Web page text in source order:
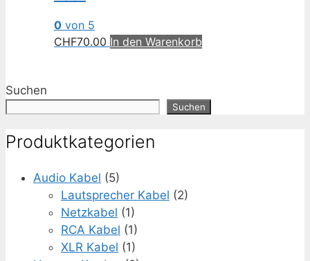
0 von 5
CHF70.00 In den Warenkorb
Suchen
Suchen
Produktkategorien
Audio Kabel (5)
Lautsprecher Kabel (2)
Netzkabel (1)
RCA Kabel (1)
XLR Kabel (1)